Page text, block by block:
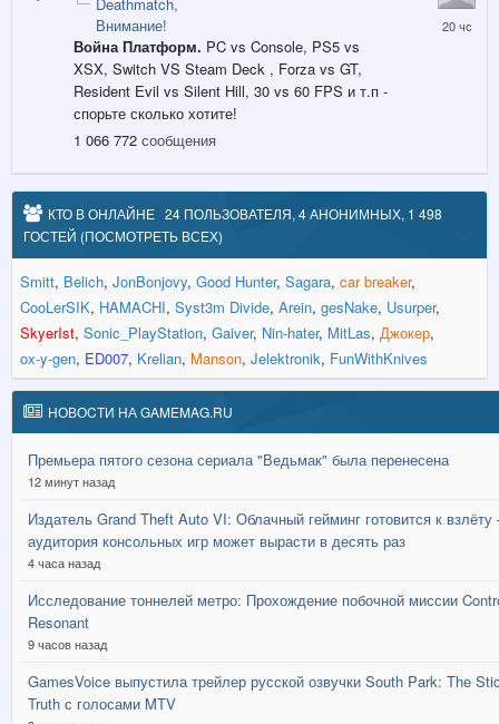
Внимание!
Война Платформ. PC vs Console, PS5 vs
XSX, Switch VS Steam Deck , Forza vs GT,
Resident Evil vs Silent Hill, 30 vs 60 FPS и т.п -
спорьте сколько хотите!
1 066 772 сообщения
20
КТО В ОНЛАЙНЕ 24 ПОЛЬЗОВАТЕЛЯ, 4 АНОНИМНЫХ, 1 498
ГОСТЕЙ (ПОСМОТРЕТЬ ВСЕХ)
Smitt Belich JonBonjovy Good Hunter Sagara car breaker
CooLerSIK HAMACHI Syst3m Divide Arein gesNake Usurper
SkyerIst Sonic_PlayStation Gaiver Nin-hater MitLas Джокер
ox-y-gen ED007 Krelian Manson Jelektronik FunWithKnives
НОВОCТИ НА GAMEMAG.RU
Премьера пятого сезона сериала "Ведьмак" была перенесена
12 минут назад
Издатель Grand Theft Auto VI: Облачный гейминг готовится к
аудитория консольных игр может вырасти в десять раз
4 часа назад
Исследование тоннелей метро: Прохождение побочной миссии
Resonant
9 часов назад
GamesVoice выпустила трейлер русской озвучки South Park: The
Truth с голосами MTV